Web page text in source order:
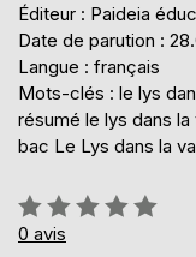
Éditeur : Paideia
Date de parution :
Langue : français
Mots-clés : le lys
résumé le lys dans
bac Le Lys dans la
Évaluation:
0%
0 avis